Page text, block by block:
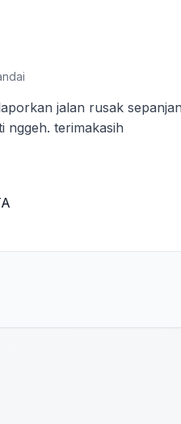
jalan rusak
nggeh. terimakasih